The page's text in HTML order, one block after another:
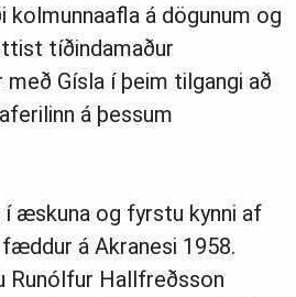
kolmunnaafla á dögunum og
tíðindamaður
með Gísla í þeim tilgangi að
á þessum
æskuna og fyrstu kynni af
á Akranesi 1958.
Runólfur Hallfreðsson